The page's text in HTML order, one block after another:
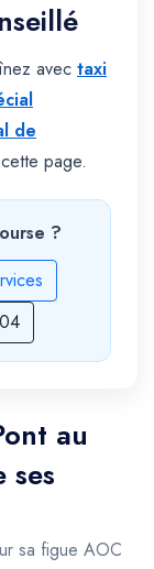
avec taxi
de
page.
?
au
ses
sa figue AOC